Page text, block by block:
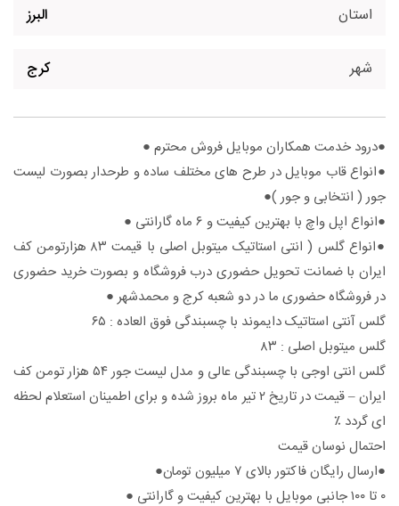
استان البرز
شهر کرج
●درود خدمت همکاران موبایل فروش محترم ●
●انواع قاب موبایل در طرح های مختلف ساده و طرحدار بصورت لیست
جور ( انتخابی و جور )●
●انواع اپل واچ با بهترین کیفیت و ۶ ماه گارانتی ●
●انواع گلس ( انتی استاتیک میتوبل اصلی با قیمت ۸۳ هزارتومن کف
ایران با ضمانت تحویل حضوری درب فروشگاه و بصورت خرید حضوری
در فروشگاه حضوری ما در دو شعبه کرج و محمدشهر ●
گلس آنتی استاتیک دایموند با چسبندگی فوق العاده : ۶۵
گلس میتوبل اصلی : ۸۳
گلس انتی اوجی با چسبندگی عالی و مدل لیست جور ۵۴ هزار تومن کف
ایران – قیمت در تاریخ ۲ تیر ماه بروز شده و برای اطمینان استعلام لحظه
ای گردد ٪
احتمال نوسان قیمت
●ارسال رایگان فاکتور بالای ۷ میلیون تومان●
۰ تا ۱۰۰ جانبی موبایل با بهترین کیفیت و گارانتی ●